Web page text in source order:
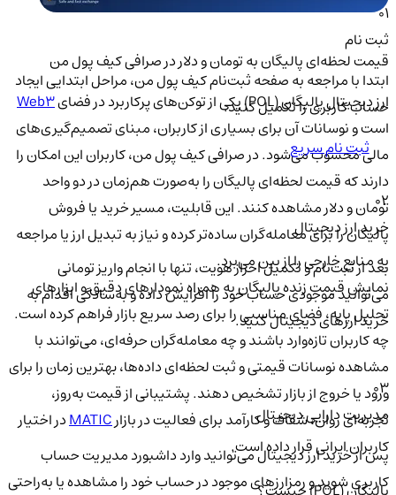
قیمت لحظه‌ای پالیگان به تومان و دلار در صرافی کیف پول من
ارز دیجیتال پالیگان (POL) یکی از توکن‌های پرکاربرد در فضایWeb۳
است و نوسانات آن برای بسیاری از کاربران، مبنای تصمیم‌گیری‌های
مالی محسوب می‌شود. در صرافی کیف پول من، کاربران این امکان را
دارند که قیمت لحظه‌ای پالیگان را به‌صورت هم‌زمان در دو واحد
تومان و دلار مشاهده کنند. این قابلیت، مسیر خرید یا فروش
پالیگان را برای معامله‌گران ساده‌تر کرده و نیاز به تبدیل ارز یا مراجعه
به منابع خارجی را از بین می‌برد.
نمایش قیمت زنده پالیگان به همراه نمودارهای دقیق و ابزارهای
تحلیل پایه، فضای مناسبی را برای رصد سریع بازار فراهم کرده است.
چه کاربران تازه‌وارد باشند و چه معامله‌گران حرفه‌ای، می‌توانند با
مشاهده نوسانات قیمتی و ثبت لحظه‌ای داده‌ها، بهترین زمان را برای
ورود یا خروج از بازار تشخیص دهند. پشتیبانی از قیمت به‌روز،
تجربه‌ای روان، شفاف و کارآمد برای فعالیت در بازارMATICدر اختیار
کاربران ایرانی قرار داده است.
01
ثبت نام
ابتدا با مراجعه به صفحه ثبت‌نام کیف‌ پول من، مراحل ابتدایی ایجاد
حساب کاربری را تکمیل کنید.
ثبت نام سریع
02
خرید ارز دیجیتال
بعد از ثبت‌نام و تکمیل احراز هویت، تنها با انجام واریز تومانی
می‌توانید موجودی حساب خود را افزایش داده و به‌سادگی اقدام به
خرید ارزهای دیجیتال کنید.
03
مدیریت دارایی دیجیتال
پس از خرید ارز دیجیتال می‌توانید وارد داشبورد مدیریت حساب
کاربری شوید و رمزارزهای موجود در حساب خود را مشاهده یا به‌راحتی